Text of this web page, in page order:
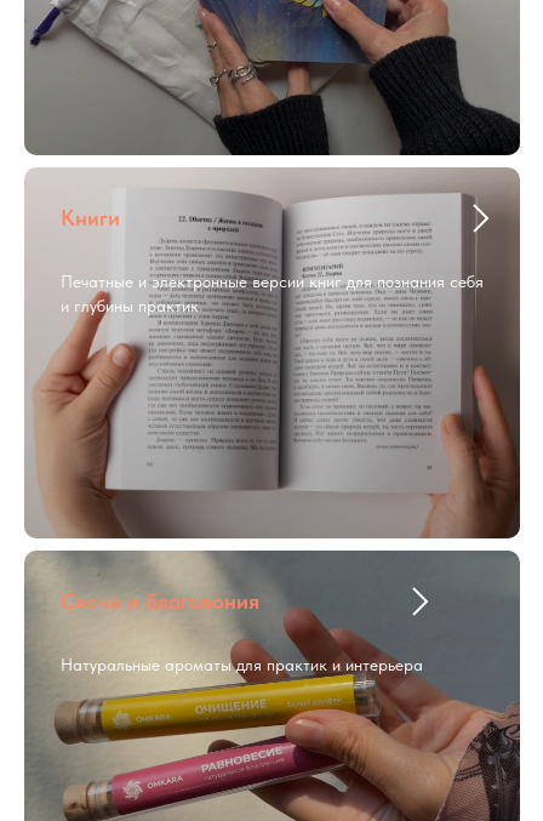
Книги
Печатные и электронные версии книг для познания себя
и глубины практик
Свечи и благовония
Натуральные ароматы для практик и интерьера